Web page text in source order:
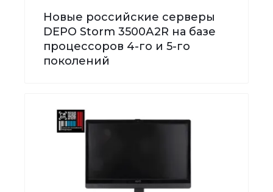
Новые российские серверы
DEPO Storm 3500А2R на базе
процессоров 4-го и 5-го
поколений